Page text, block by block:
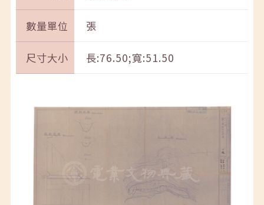
數量單位 張
尺寸大小 長:76.50;寬:51.50